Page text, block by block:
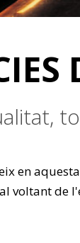
en
voltant de